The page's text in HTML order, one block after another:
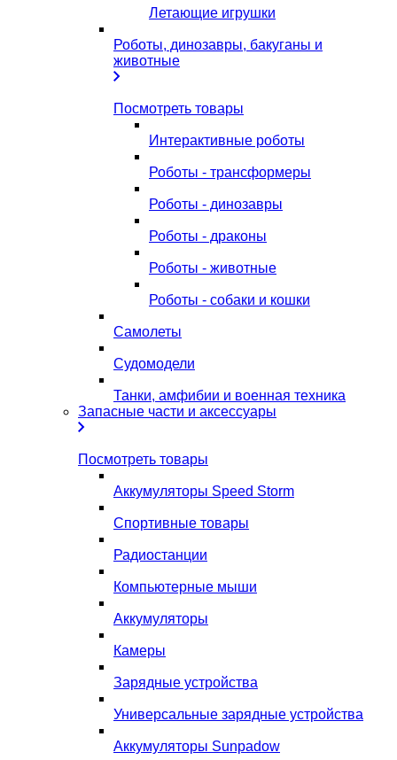
Летающие игрушки
Роботы, динозавры, бакуганы и
животные
Посмотреть товары
Интерактивные роботы
Роботы - трансформеры
Роботы - динозавры
Роботы - драконы
Роботы - животные
Роботы - собаки и кошки
Самолеты
Судомодели
Танки, амфибии и военная техника
Запасные части и аксессуары
Посмотреть товары
Аккумуляторы Speed Storm
Спортивные товары
Радиостанции
Компьютерные мыши
Аккумуляторы
Камеры
Зарядные устройства
Универсальные зарядные устройства
Аккумуляторы Sunpadow